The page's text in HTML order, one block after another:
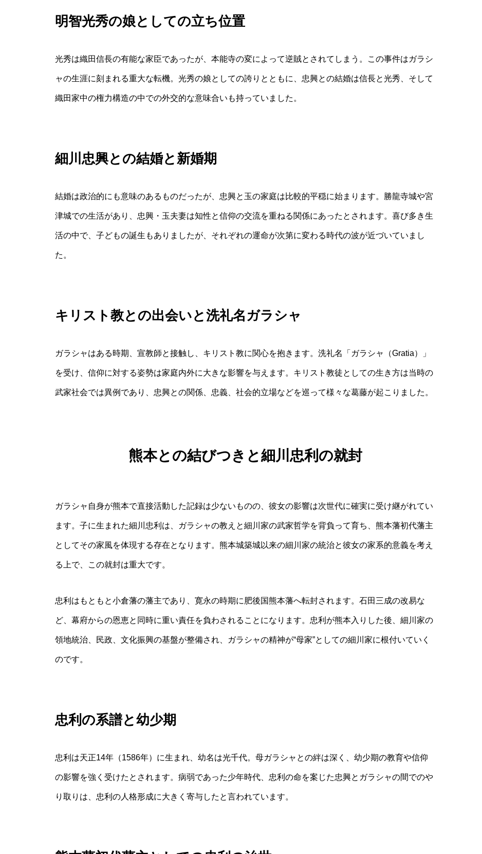
明智光秀の娘としての立ち位置
光秀は織田信長の有能な家臣であったが、本能寺の変によって逆賊とされてしまう。この事件はガラシ
ャの生涯に刻まれる重大な転機。光秀の娘としての誇りとともに、忠興との結婚は信長と光秀、そして
織田家中の権力構造の中での外交的な意味合いも持っていました。
細川忠興との結婚と新婚期
結婚は政治的にも意味のあるものだったが、忠興と玉の家庭は比較的平穏に始まります。勝龍寺城や宮
津城での生活があり、忠興・玉夫妻は知性と信仰の交流を重ねる関係にあったとされます。喜び多き生
活の中で、子どもの誕生もありましたが、それぞれの運命が次第に変わる時代の波が近づいていまし
た。
キリスト教との出会いと洗礼名ガラシャ
ガラシャはある時期、宣教師と接触し、キリスト教に関心を抱きます。洗礼名「ガラシャ（Gratia）」
を受け、信仰に対する姿勢は家庭内外に大きな影響を与えます。キリスト教徒としての生き方は当時の
武家社会では異例であり、忠興との関係、忠義、社会的立場などを巡って様々な葛藤が起こりました。
熊本との結びつきと細川忠利の就封
ガラシャ自身が熊本で直接活動した記録は少ないものの、彼女の影響は次世代に確実に受け継がれてい
ます。子に生まれた細川忠利は、ガラシャの教えと細川家の武家哲学を背負って育ち、熊本藩初代藩主
としてその家風を体現する存在となります。熊本城築城以来の細川家の統治と彼女の家系的意義を考え
る上で、この就封は重大です。
忠利はもともと小倉藩の藩主であり、寛永の時期に肥後国熊本藩へ転封されます。石田三成の改易な
ど、幕府からの恩恵と同時に重い責任を負わされることになります。忠利が熊本入りした後、細川家の
領地統治、民政、文化振興の基盤が整備され、ガラシャの精神が“母家”としての細川家に根付いていく
のです。
忠利の系譜と幼少期
忠利は天正14年（1586年）に生まれ、幼名は光千代。母ガラシャとの絆は深く、幼少期の教育や信仰
の影響を強く受けたとされます。病弱であった少年時代、忠利の命を案じた忠興とガラシャの間でのや
り取りは、忠利の人格形成に大きく寄与したと言われています。